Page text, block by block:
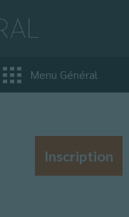
Menu Général
Inscription